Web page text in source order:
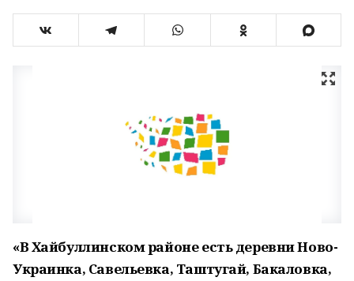
«В Хайбуллинском районе есть деревни Ново-
Украинка, Савельевка, Таштугай, Бакаловка,